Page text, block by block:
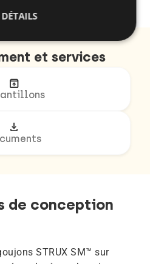
et services
unarchive
download
de conception
STRUX SM™ sur